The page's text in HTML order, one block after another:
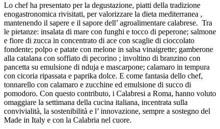
Lo chef ha presentato per la degustazione, piatti della tradizione
enogastronomica rivisitati, per valorizzare la dieta mediterranea ,
mantenendo il sapere e il sapore dell’ agroalimentare calabrese. Tra
le pietanze: insalata di mare con funghi e tocco di peperone; salmone
e fiore di zucca in concentrato di ace con scaglie di cioccolato
fondente; polpo e patate con melone in salsa vinaigrette; gamberone
alla catalana con soffiato di pecorino ; involtino di branzino con
pancetta su emulsione di nduja e mascarpone; calamaro in tempura
con cicoria ripassata e paprika dolce. E come fantasia dello chef,
tonnarello con calamaro e zucchine ed emulsione di succo di
pomodoro. Con questo contributo, i Calabresi a Roma, hanno voluto
omaggiare la settimana della cucina italiana, incentrata sulla
convivialità, la sostenibilità e l’ innovazione, sempre a sostegno del
Made in Italy e con la Calabria nel cuore.